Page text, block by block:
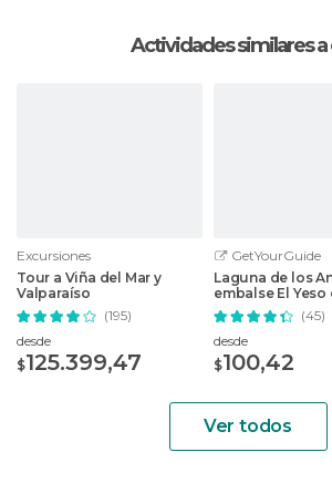
Actividades similares a
Excursiones
Tour a Viña del Mar y
Valparaíso
(195)
desde
$125.399,47
GetYourGuide
Laguna de los
embalse El Yeso
Santiago
(45)
desde
$100,42
Ver todos